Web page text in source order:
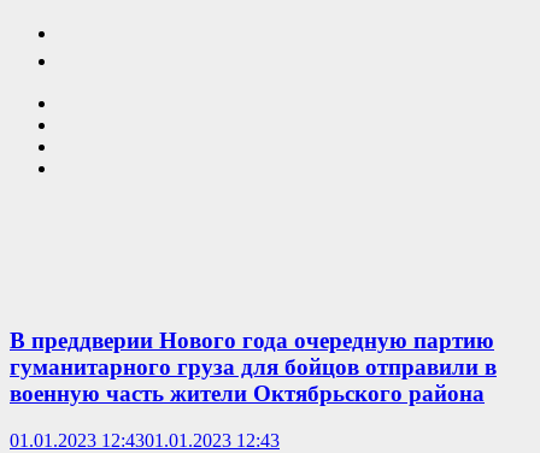
В преддверии Нового года очередную партию
гуманитарного груза для бойцов отправили в
военную часть жители Октябрьского района
01.01.2023 12:4301.01.2023 12:43